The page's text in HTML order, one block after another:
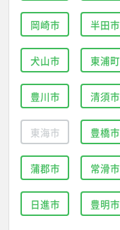
岡崎市 半田市
犬山市 東浦町
豊川市 清須市
東海市 豊橋市
蒲郡市 常滑市
日進市 豊明市